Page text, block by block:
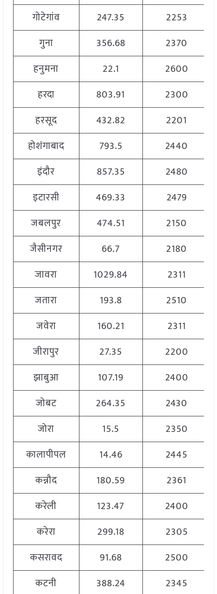
गोटेगांव
247.35
2253
गुना
356.68
2370
हनुमना
22.1
2600
हरदा
803.91
2300
हरसूद
432.82
2201
होशंगाबाद
793.5
2440
इंदौर
857.35
2480
इटारसी
469.33
2479
जबलपुर
474.51
2150
जैसीनगर
66.7
2180
जावरा
1029.84
2311
जतारा
193.8
2510
जवेरा
160.21
2311
जीरापुर
27.35
2200
झाबुआ
107.19
2400
जोबट
264.35
2430
जोरा
15.5
2350
कालापीपल
14.46
2445
कन्नौद
180.59
2361
करेली
123.47
2400
करेरा
299.18
2305
कसरावद
91.68
2500
कटनी
388.24
2345